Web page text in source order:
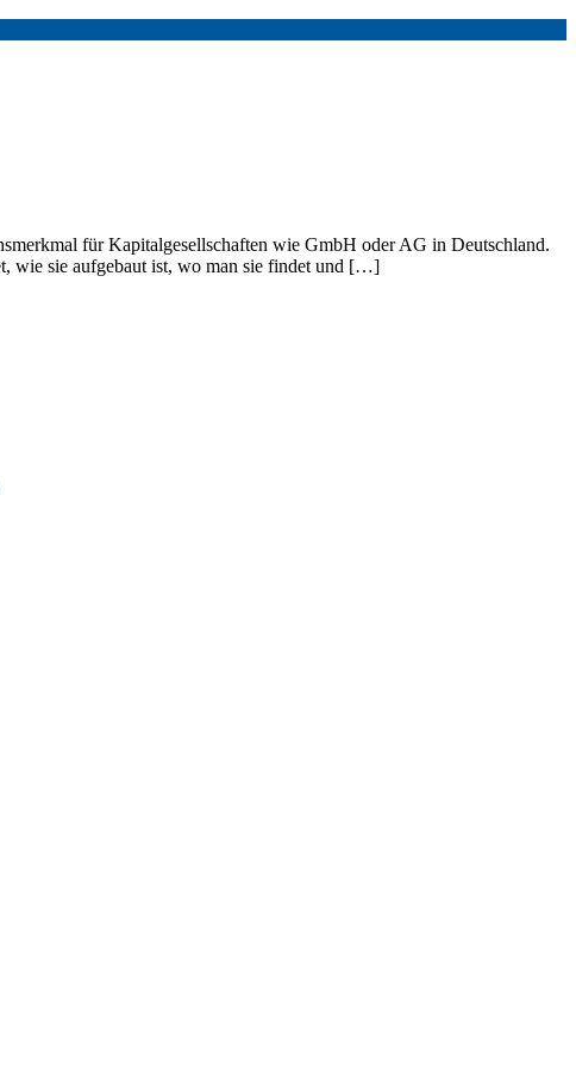
für Kapitalgesellschaften wie GmbH oder AG in Deutschland.
wie sie aufgebaut ist, wo man sie findet und […]